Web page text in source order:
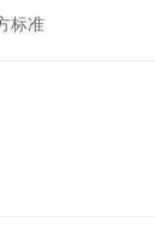
标准